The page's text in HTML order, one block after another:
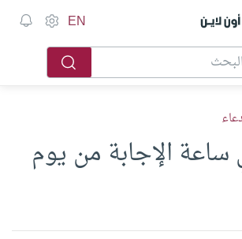
أون لاين EN
الإجابة من يوم